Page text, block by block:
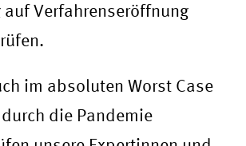
auf Verfahrenseröffnung
im absoluten Worst Case
die Pandemie